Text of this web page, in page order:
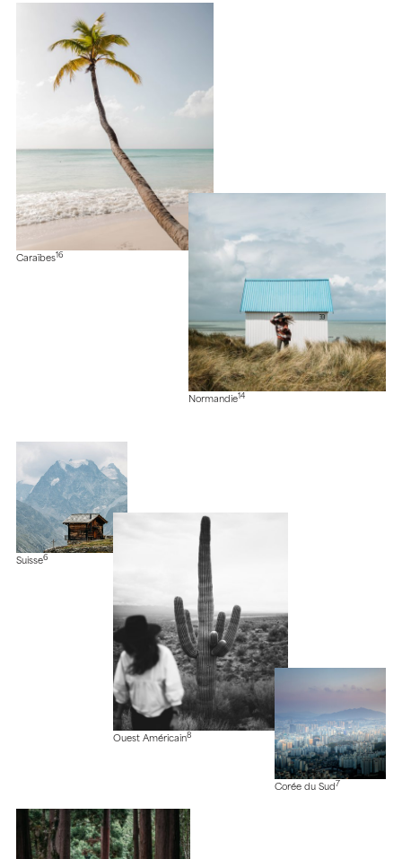
Caraïbes16
Normandie14
Suisse6
Ouest Américain8
Corée du Sud 7